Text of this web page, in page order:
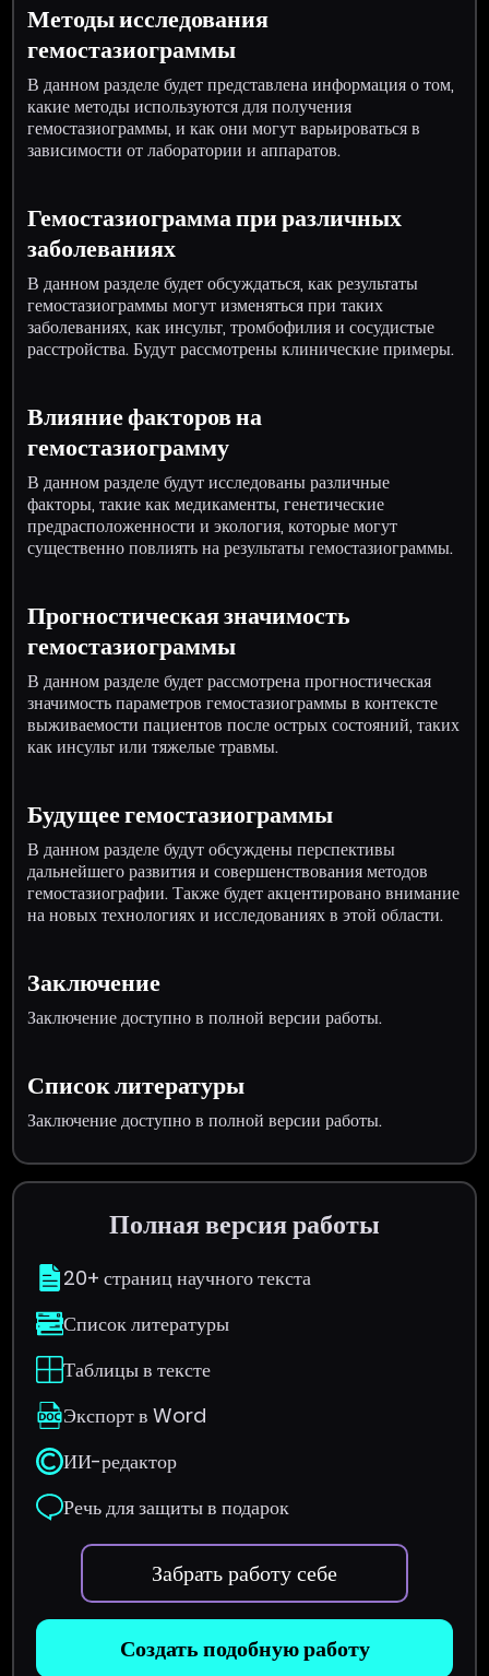
Методы исследования
гемостазиограммы
В данном разделе будет представлена информация о том,
какие методы используются для получения
гемостазиограммы, и как они могут варьироваться в
зависимости от лаборатории и аппаратов.
Гемостазиограмма при различных
заболеваниях
В данном разделе будет обсуждаться, как результаты
гемостазиограммы могут изменяться при таких
заболеваниях, как инсульт, тромбофилия и сосудистые
расстройства. Будут рассмотрены клинические примеры.
Влияние факторов на
гемостазиограмму
В данном разделе будут исследованы различные
факторы, такие как медикаменты, генетические
предрасположенности и экология, которые могут
существенно повлиять на результаты гемостазиограммы.
Прогностическая значимость
гемостазиограммы
В данном разделе будет рассмотрена прогностическая
значимость параметров гемостазиограммы в контексте
выживаемости пациентов после острых состояний, таких
как инсульт или тяжелые травмы.
Будущее гемостазиограммы
В данном разделе будут обсуждены перспективы
дальнейшего развития и совершенствования методов
гемостазиографии. Также будет акцентировано внимание
на новых технологиях и исследованиях в этой области.
Заключение
Заключение доступно в полной версии работы.
Список литературы
Заключение доступно в полной версии работы.
Полная версия работы
20+ страниц научного текста
Список литературы
Таблицы в тексте
Экспорт в Word
ИИ-редактор
Речь для защиты в подарок
Забрать работу себе
Создать подобную работу